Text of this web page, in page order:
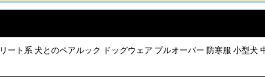
ート系 犬とのペアルック ドッグウェア プルオーバー 防寒服 小型